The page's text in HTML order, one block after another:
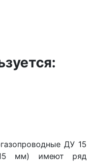
ДУ 15
мм) имеют ряд